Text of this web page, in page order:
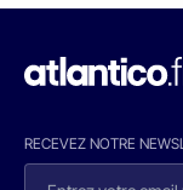
RECEVEZ NOTRE